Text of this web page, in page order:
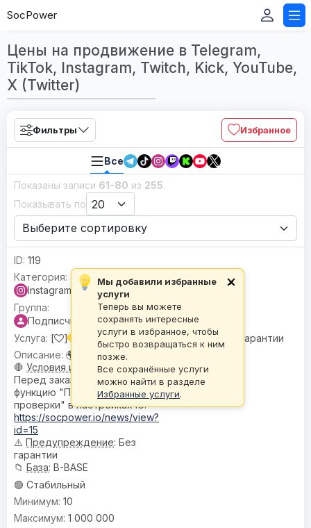
SocPower
Цены на продвижение в Telegram,
TikTok, Instagram, Twitch, Kick, YouTube,
X (Twitter)
Фильтры Избранное
Все
Показаны записи 61-80 из 255.
Показывать по
119
Instagram
Подписчики
[
] Подписчики | 🌍 Гео:Микс •⚠️Без гарантии
🌍
География
🛑 Условия или ограничения:
Перед заказом отключите
функцию "Пометить для
проверки" в настройках IG:
https://socpower.io/news/view?
id=15
⚠️ Предупреждениe: Без
гарантии
📁 База: B-BASE
🟢 Стабильный
10
1 000 000
Мы добавили избранные
услуги
Теперь вы можете
сохранять интересные
услуги в избранное, чтобы
быстро возвращаться к ним
позже.
Все сохранённые услуги
можно найти в разделе
Избранные услуги.
×